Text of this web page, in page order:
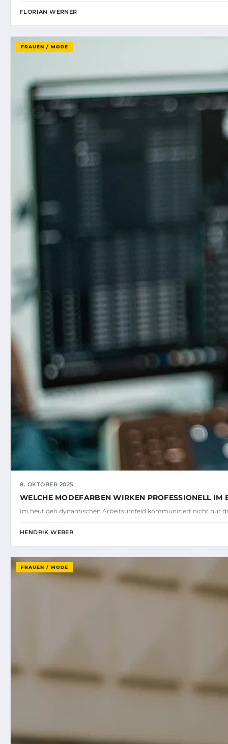
FLORIAN WERNER
FRAUEN / MODE
8. OKTOBER 2025
WELCHE MODEFARBEN WIRKEN PROFESSIONELL IM
Im heutigen dynamischen Arbeitsumfeld kommuniziert nicht nur
HENDRIK WEBER
FRAUEN / MODE